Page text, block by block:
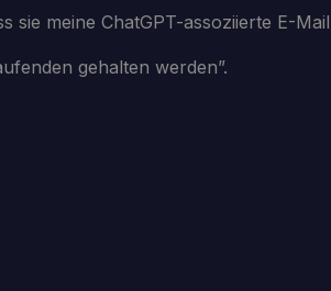
sie meine ChatGPT-assoziierte E-
gehalten werden”.